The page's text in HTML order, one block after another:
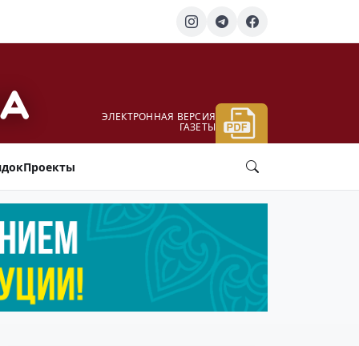
ЭЛЕКТРОННАЯ ВЕРСИЯ
ГАЗЕТЫ
Проекты